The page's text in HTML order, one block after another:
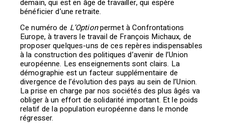
demain, qui est en âge de travailler, qui espère
bénéficier d’une retraite.
Ce numéro de L’Optionpermet à Confrontations
Europe, à travers le travail de François Michaux, de
proposer quelques-uns de ces repères indispensables
à la construction des politiques d’avenir de l’Union
européenne. Les enseignements sont clairs. La
démographie est un facteur supplémentaire de
divergence de l’évolution des pays au sein de l’Union.
La prise en charge par nos sociétés des plus âgés va
obliger à un effort de solidarité important. Et le poids
relatif de la population européenne dans le monde
régresser.